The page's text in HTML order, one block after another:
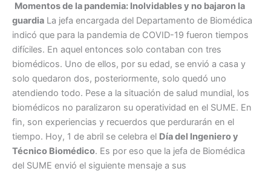
Momentos de la pandemia: Inolvidables y no bajaron la
guardia La jefa encargada del Departamento de Biomédica
indicó que para la pandemia de COVID-19 fueron tiempos
difíciles. En aquel entonces solo contaban con tres
biomédicos. Uno de ellos, por su edad, se envió a casa y
solo quedaron dos, posteriormente, solo quedó uno
atendiendo todo. Pese a la situación de salud mundial, los
biomédicos no paralizaron su operatividad en el SUME. En
fin, son experiencias y recuerdos que perdurarán en el
tiempo. Hoy, 1 de abril se celebra el Día del Ingeniero y
Técnico Biomédico. Es por eso que la jefa de Biomédica
del SUME envió el siguiente mensaje a sus